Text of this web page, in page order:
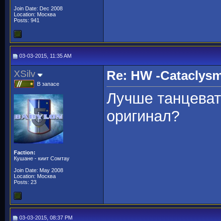
Join Date: Dec 2008
Location: Москва
Posts: 941
03-03-2015, 11:35 AM
XSilv
В запасе
Faction:
Кушане - киит Сомтау
Join Date: May 2008
Location: Москва
Posts: 23
Re: HW -
Лучше
оригинал?
03-03-2015, 08:37 PM